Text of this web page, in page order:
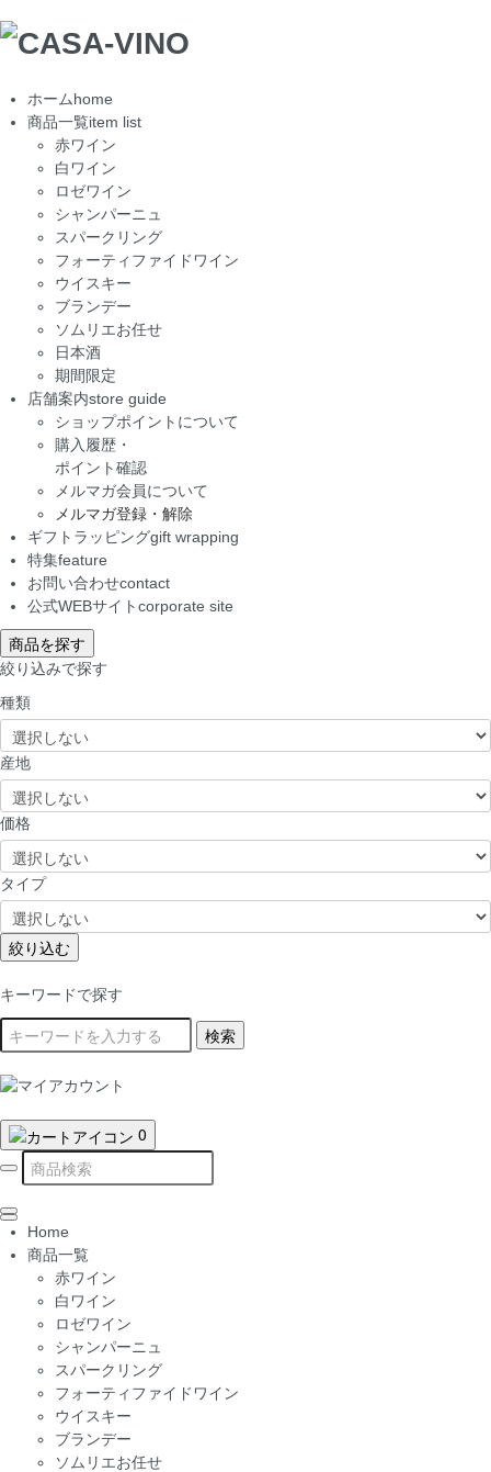
ホームhome
商品一覧item list
赤ワイン
白ワイン
ロゼワイン
シャンパーニュ
スパークリング
フォーティファイドワイン
ウイスキー
ブランデー
ソムリエお任せ
日本酒
期間限定
店舗案内store guide
ショップポイントについて
購入履歴・
ポイント確認
メルマガ会員について
メルマガ登録・解除
ギフトラッピングgift wrapping
特集feature
お問い合わせcontact
公式WEBサイトcorporate site
商品を探す
絞り込みで探す
種類
産地
価格
タイプ
絞り込む
キーワードで探す
検索
0
Home
商品一覧
赤ワイン
白ワイン
ロゼワイン
シャンパーニュ
スパークリング
フォーティファイドワイン
ウイスキー
ブランデー
ソムリエお任せ